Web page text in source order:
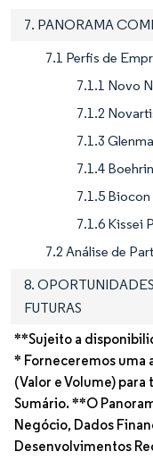
7. PANORAMA
7.1 Perfis de
7.1.1 Novo
7.1.2
7.1.3
7.1.4
7.1.5 Biocon
7.1.6 Kissei
7.2 Análise de
8.
FUTURAS
**Sujeito a
* Forneceremos uma
(Valor e Volume)
Sumário. **O
Negócio, Dados
Desenvolvimentos